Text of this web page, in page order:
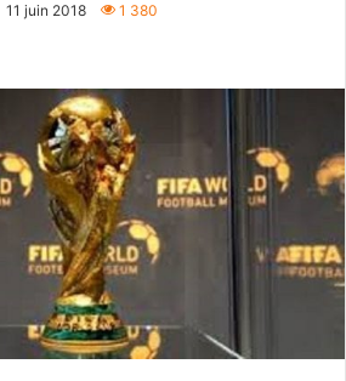
11 juin 2018 1 380